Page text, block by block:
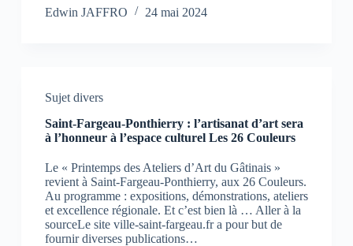
Edwin JAFFRO 24 mai 2024
Sujet divers
Saint-Fargeau-Ponthierry : l’artisanat d’art sera
à l’honneur à l’espace culturel Les 26 Couleurs
Le « Printemps des Ateliers d’Art du Gâtinais »
revient à Saint-Fargeau-Ponthierry, aux 26 Couleurs.
Au programme : expositions, démonstrations, ateliers
et excellence régionale. Et c’est bien là … Aller à la
sourceLe site ville-saint-fargeau.fr a pour but de
fournir diverses publications…